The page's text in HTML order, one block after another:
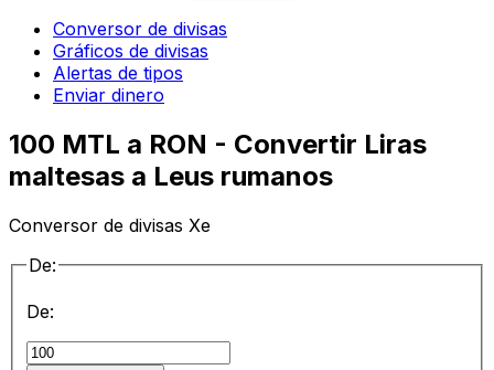
Conversor de divisas
Gráficos de divisas
Alertas de tipos
Enviar dinero
100 MTL a RON - Convertir Liras
maltesas a Leus rumanos
Conversor de divisas Xe
De:
De: